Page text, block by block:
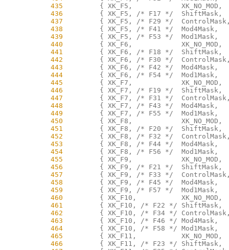
    435
    436
    437
    438
    439
    440
    441
    442
    443
    444
    445
    446
    447
    448
    449
    450
    451
    452
    453
    454
    455
    456
    457
    458
    459
    460
    461
    462
    463
    464
    465
    466